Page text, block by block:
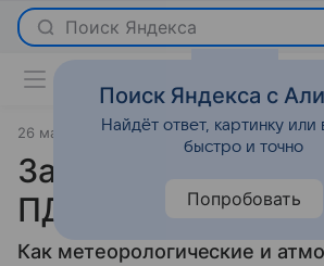
Поиск Яндекса
26 марта 2026 источник:Авто Mail
Заковыристый
ПДД: при чем тут
Как метеорологические и
Поиск Яндекса с
Найдёт ответ, картинку
быстро и точно
Попробовать